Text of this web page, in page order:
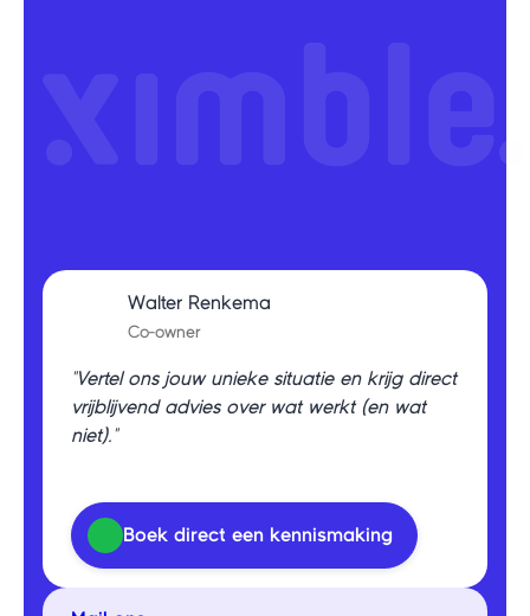
Walter Renkema
Co-owner
"Vertel ons jouw unieke situatie en krijg direct
vrijblijvend advies over wat werkt (en wat
niet)."
Boek direct een kennismaking